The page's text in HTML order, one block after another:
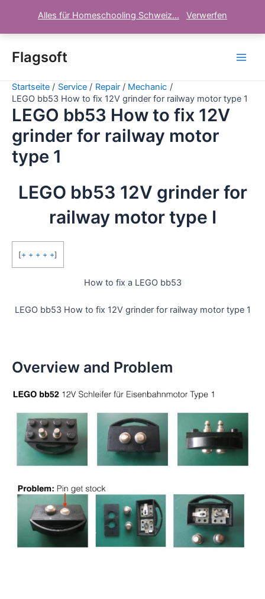
Alles für Homeschooling Schweiz... Verwerfen
Inhalt
springen
Flagsoft
Startseite Service Repair
Mechanic
LEGO bb53 How to fix 12V grinder for railway motor type 1
LEGO bb53 How to fix 12V
grinder for railway motor
type 1
LEGO bb53 12V grinder for
railway motor type I
[+ + + + +]
How to fix a LEGO bb53
LEGO bb53 How to fix 12V grinder for railway motor type 1
Overview and Problem